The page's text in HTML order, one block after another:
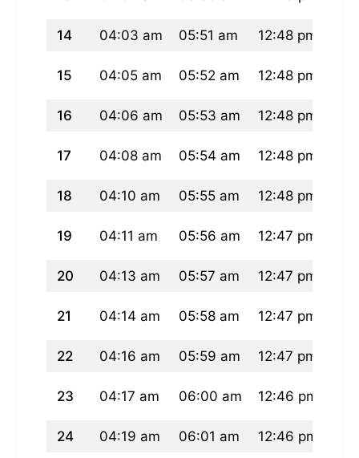
14 04:03 am 05:51 am 12:48 pm
15 04:05 am 05:52 am 12:48 pm
16 04:06 am 05:53 am 12:48 pm
17 04:08 am 05:54 am 12:48 pm
18 04:10 am 05:55 am 12:48 pm
19 04:11 am 05:56 am 12:47 pm
20 04:13 am 05:57 am 12:47 pm
21 04:14 am 05:58 am 12:47 pm
22 04:16 am 05:59 am 12:47 pm
23 04:17 am 06:00 am 12:46 pm
24 04:19 am 06:01 am 12:46 pm